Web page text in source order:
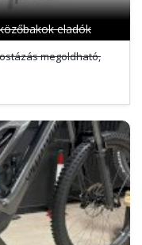
eladók
megoldható,